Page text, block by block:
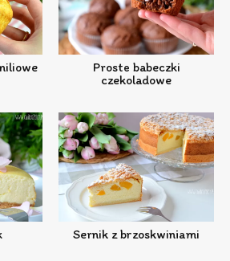
Proste babeczki
czekoladowe
Sernik z brzoskwiniami